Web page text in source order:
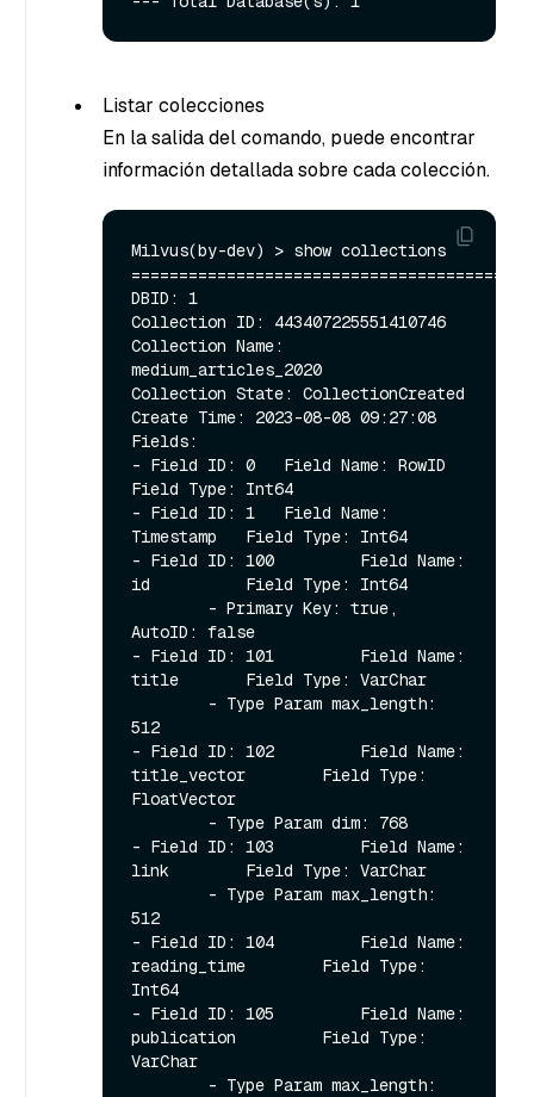
Listar colecciones
En la salida del comando, puede encontrar
información detallada sobre cada colección.
Milvus(by-dev) > show collections
DBID: 1
Collection ID: 443407225551410746
Collection Name:
medium_articles_2020
Collection State: CollectionCreated
Create Time: 2023-08-08 09:27:08
Fields:
- Field ID: 0   Field Name: RowID
Field Type: Int64
- Field ID: 1   Field Name:
Timestamp   Field Type: Int64
- Field ID: 100         Field Name:
id          Field Type: Int64
AutoID: false
- Field ID: 101         Field Name:
title       Field Type: VarChar
512
- Field ID: 102         Field Name:
title_vector        Field Type:
FloatVector
- Field ID: 103         Field Name:
link        Field Type: VarChar
512
- Field ID: 104         Field Name:
reading_time        Field Type:
Int64
- Field ID: 105         Field Name:
publication         Field Type:
VarChar